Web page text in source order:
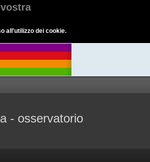
all'utilizzo dei cookie.
- osservatorio